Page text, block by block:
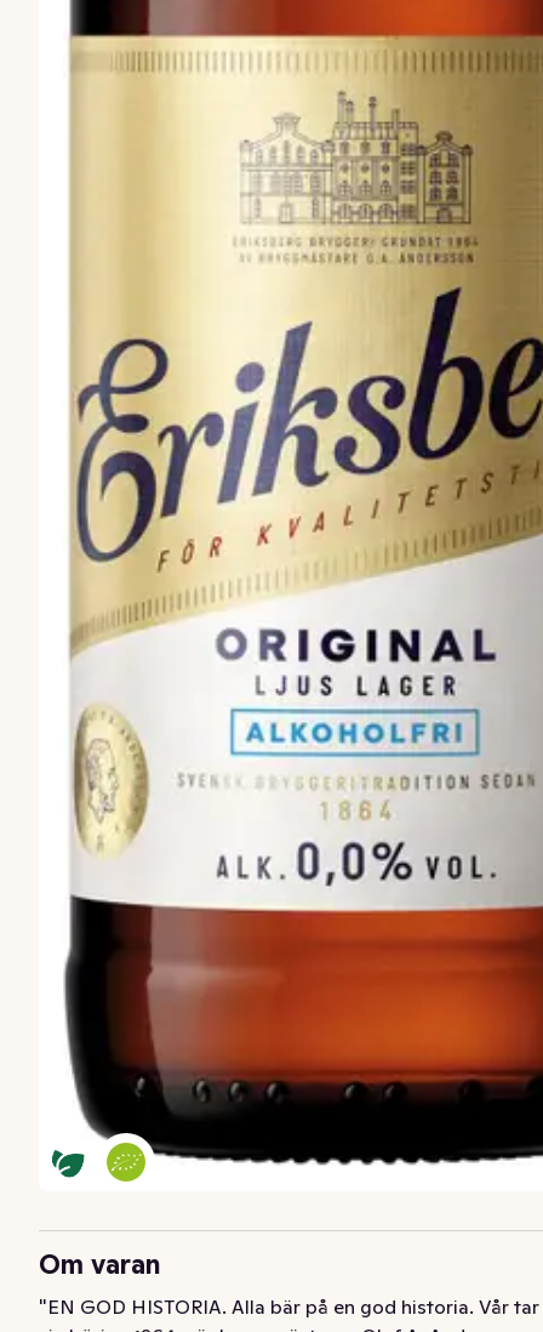
Om varan
"EN GOD HISTORIA. Alla bär på en god historia. Vår tar